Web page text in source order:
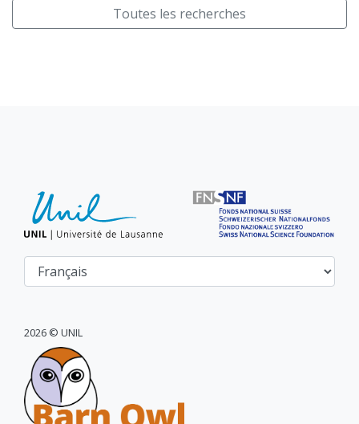
Toutes les recherches
2026 © UNIL